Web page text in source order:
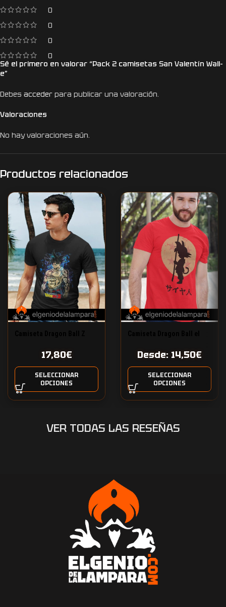
0
0
0
0
Valoraciones
No hay valoraciones aún.
Sé el primero en valorar “Pack 2 camisetas San Valentín Wall-
e”
Debes acceder para publicar una valoración.
Productos relacionados
17,80€
SELECCIONAR
OPCIONES
Desde: 14,50€
SELECCIONAR
OPCIONES
VER TODAS LAS RESEÑAS